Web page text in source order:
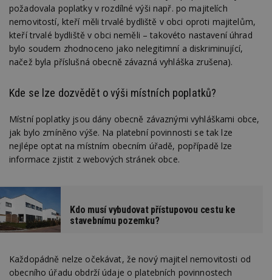
požadovala poplatky v rozdílné výši např. po majitelích
nemovitostí, kteří měli trvalé bydliště v obci oproti majitelům,
kteří trvalé bydliště v obci neměli – takovéto nastavení úhrad
bylo soudem zhodnoceno jako nelegitimní a diskriminující,
načež byla příslušná obecně závazná vyhláška zrušena).
Kde se lze dozvědět o výši místních poplatků?
Místní poplatky jsou dány obecně závaznými vyhláškami obce,
jak bylo zmíněno výše. Na platební povinnosti se tak lze
nejlépe optat na místním obecním úřadě, popřípadě lze
informace zjistit z webových stránek obce.
Kdo musí vybudovat přístupovou cestu ke
stavebnímu pozemku?
Každopádně nelze očekávat, že nový majitel nemovitosti od
obecního úřadu obdrží údaje o platebních povinnostech